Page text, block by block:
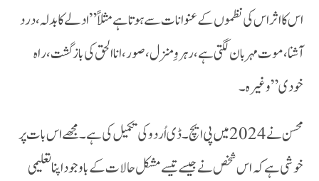
اس کا اثر اس کی نظموں کے عنوانات سے ہوتا ہے مثلاً” ادلے کا بدلہ، درد
آشنا، موت مہربان لگتی ہے،رہروِمنزل، صور، انا الحق کی بازگشت،راہ
خودی” وغیرہ ۔
خوشی ہے کہ اس شخص نے جیسے تیسے مشکل حالات کے باوجود اپنا تعلیمی